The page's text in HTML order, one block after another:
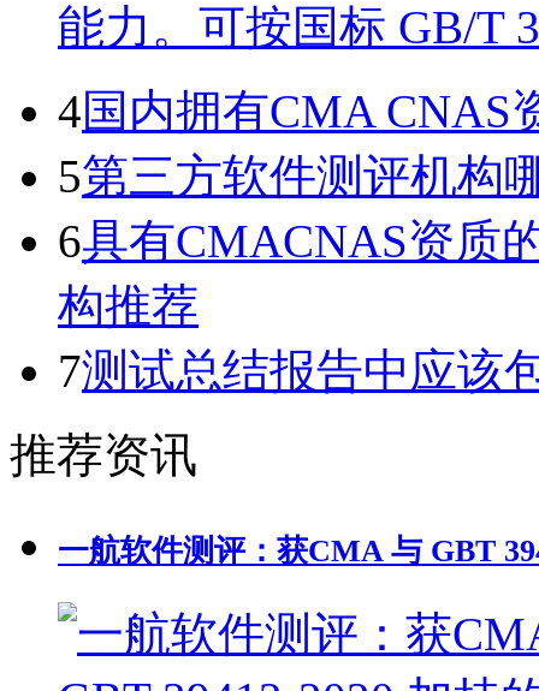
能力。可按国标 GB/T
4国内拥有CMA CNAS
5第三方软件测评机构
6具有CMACNAS资质
构推荐
7测试总结报告中应该
推荐资讯
一航软件测评：获CMA 与 GBT